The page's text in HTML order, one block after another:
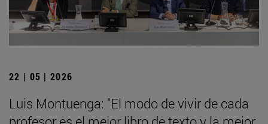
22 | 05 | 2026
Luis Montuenga: "El modo de vivir de cada